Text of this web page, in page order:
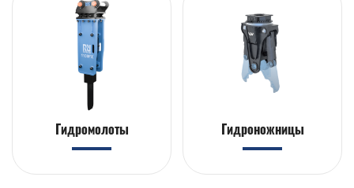
Гидромолоты Гидроножницы